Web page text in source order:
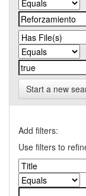
Start a new
Add filters:
Use filters to